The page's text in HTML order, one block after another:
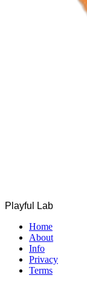
Playful Lab
Home
About
Info
Privacy
Terms